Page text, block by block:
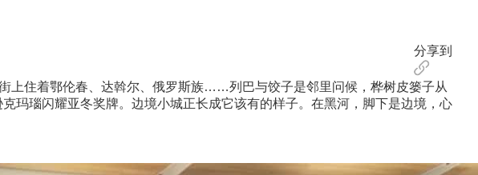
分享到
住着鄂伦春、达斡尔、俄罗斯族……列巴与饺子是邻里问候，桦树皮篓子从
玛瑙闪耀亚冬奖牌。边境小城正长成它该有的样子。在黑河，脚下是边境，心